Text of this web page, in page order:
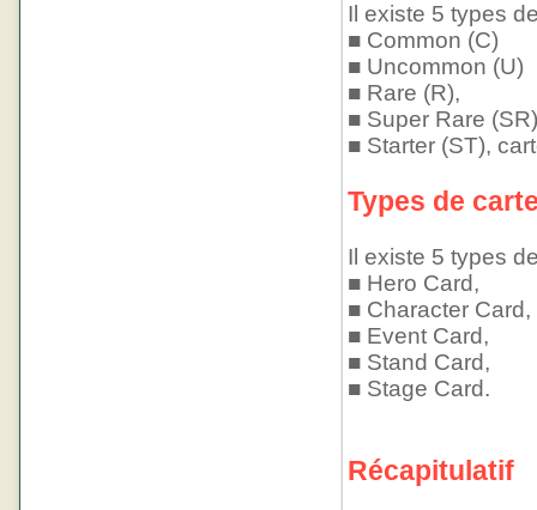
Il existe 5 types
■ Common (C)
■ Uncommon (U)
■ Rare (R),
■ Super Rare
■ Starter (ST),
Types de
Il existe 5 types
■ Hero Card,
■ Character Card,
■ Event Card,
■ Stand Card,
■ Stage Card.
Récapitulatif